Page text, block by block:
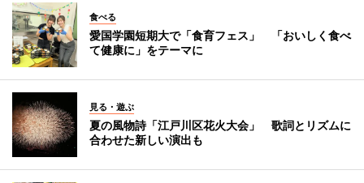
食べる
愛国学園短期大で「食育フェス」 「おいしく食べ
て健康に」をテーマに
見る・遊ぶ
夏の風物詩「江戸川区花火大会」 歌詞とリズムに
合わせた新しい演出も